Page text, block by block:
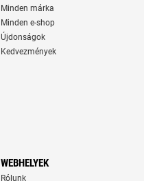
Minden márka
Minden e-shop
Újdonságok
Kedvezmények
WEBHELYEK
Rólunk